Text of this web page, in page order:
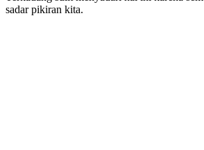
sadar pikiran kita.